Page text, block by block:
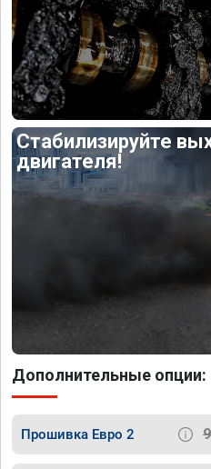
Стабилизируйте
двигателя!
Дополнительные опции:
Прошивка Евро 2